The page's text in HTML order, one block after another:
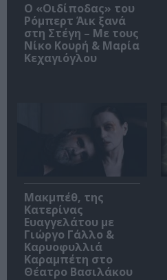
O «Οιδίποδας» του
Ρόμπερτ Άικ ξανά
στη Στέγη – Με τους
Νίκο Κουρή & Μαρία
Κεχαγιόγλου
Μακμπέθ, της
Κατερίνας
Ευαγγελάτου με
Γιώργο Γάλλο &
Καρυοφυλλιά
Καραμπέτη στο
Θέατρο Βασιλάκου